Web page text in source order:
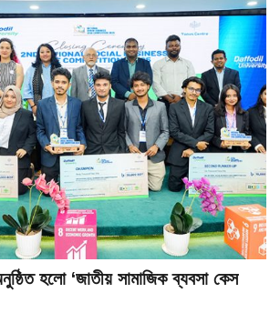
হলো ‘জাতীয় সামাজিক ব্যবসা কেস